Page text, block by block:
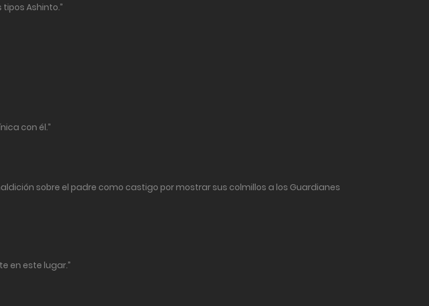
Ashinto.”
con él.”
sobre el padre como castigo por mostrar sus colmillos a los Guardianes
en este lugar.”